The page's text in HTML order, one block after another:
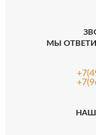
МЫ